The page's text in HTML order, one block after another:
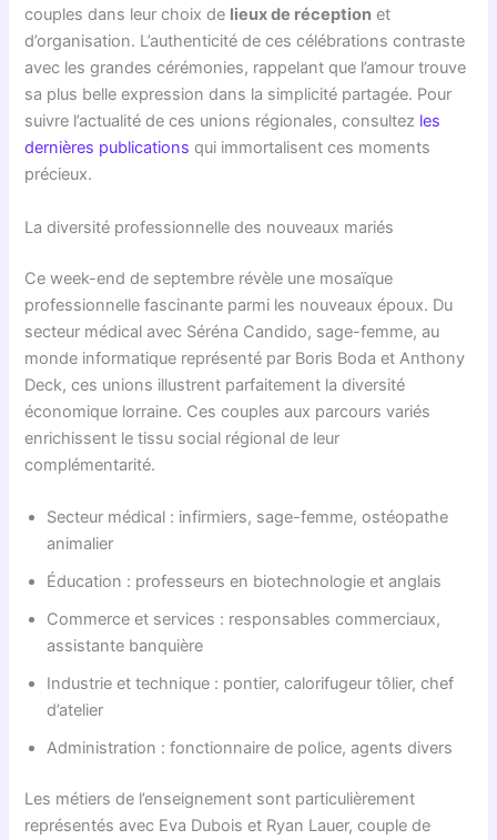
couples dans leur choix de lieux de réception et
d’organisation. L’authenticité de ces célébrations contraste
avec les grandes cérémonies, rappelant que l’amour trouve
sa plus belle expression dans la simplicité partagée. Pour
suivre l’actualité de ces unions régionales, consultez les
dernières publications qui immortalisent ces moments
précieux.
La diversité professionnelle des nouveaux mariés
Ce week-end de septembre révèle une mosaïque
professionnelle fascinante parmi les nouveaux époux. Du
secteur médical avec Séréna Candido, sage-femme, au
monde informatique représenté par Boris Boda et Anthony
Deck, ces unions illustrent parfaitement la diversité
économique lorraine. Ces couples aux parcours variés
enrichissent le tissu social régional de leur
complémentarité.
Secteur médical : infirmiers, sage-femme, ostéopathe
animalier
Éducation : professeurs en biotechnologie et anglais
Commerce et services : responsables commerciaux,
assistante banquière
Industrie et technique : pontier, calorifugeur tôlier, chef
d’atelier
Administration : fonctionnaire de police, agents divers
Les métiers de l’enseignement sont particulièrement
représentés avec Eva Dubois et Ryan Lauer, couple de